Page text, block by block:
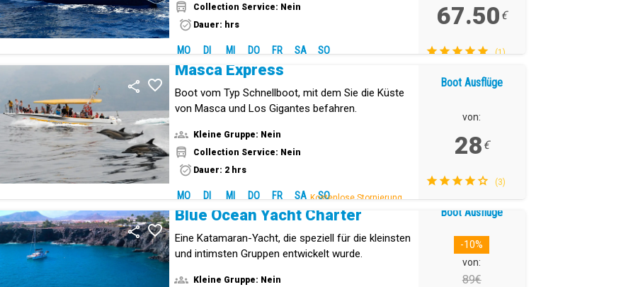
Collection Service: Nein
Dauer: hrs
MO DI MI DO FR SA SO
67.50 €
(1)
Masca Express
Boot vom Typ Schnellboot, mit dem Sie die Küste
von Masca und Los Gigantes befahren.
Kleine Gruppe: Nein
Collection Service: Nein
Dauer: 2 hrs
MO DI MI DO FR SA SO
Kostenlose Stornierung.
Boot Ausflüge
von:
28 €
(3)
Blue Ocean Yacht Charter
Eine Katamaran-Yacht, die speziell für die kleinsten
und intimsten Gruppen entwickelt wurde.
Kleine Gruppe: Nein
Boot Ausflüge
-10%
von:
89€